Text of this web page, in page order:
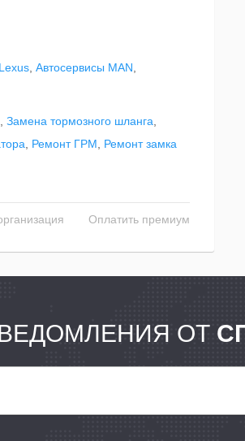
Автосервисы MAN
Замена тормозного шланга
Ремонт ГРМ
Ремонт замка
Оплатить премиум
ОТ